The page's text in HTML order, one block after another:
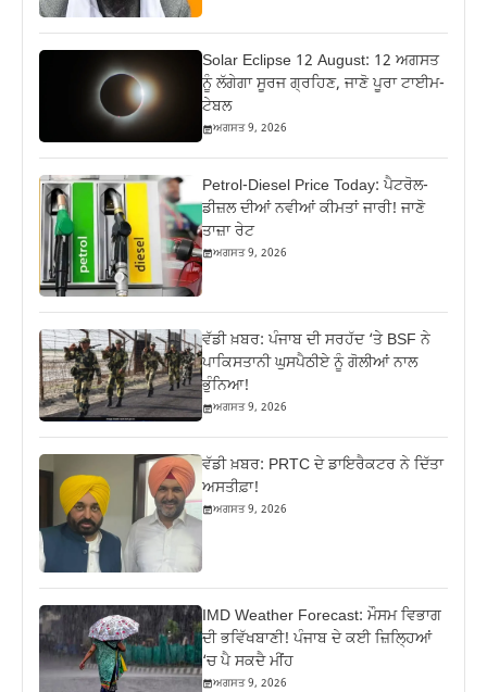
Solar Eclipse 12 August: 12 ਅਗਸਤ
ਨੂੰ ਲੱਗੇਗਾ ਸੂਰਜ ਗ੍ਰਹਿਣ, ਜਾਣੋ ਪੂਰਾ ਟਾਈਮ-
ਟੇਬਲ
ਅਗਸਤ 9, 2026
Petrol-Diesel Price Today: ਪੈਟਰੋਲ-
ਡੀਜ਼ਲ ਦੀਆਂ ਨਵੀਆਂ ਕੀਮਤਾਂ ਜਾਰੀ! ਜਾਣੋ
ਤਾਜ਼ਾ ਰੇਟ
ਅਗਸਤ 9, 2026
ਵੱਡੀ ਖ਼ਬਰ: ਪੰਜਾਬ ਦੀ ਸਰਹੱਦ ‘ਤੇ BSF ਨੇ
ਪਾਕਿਸਤਾਨੀ ਘੁਸਪੈਠੀਏ ਨੂੰ ਗੋਲੀਆਂ ਨਾਲ
ਭੁੰਨਿਆ!
ਅਗਸਤ 9, 2026
ਵੱਡੀ ਖ਼ਬਰ: PRTC ਦੇ ਡਾਇਰੈਕਟਰ ਨੇ ਦਿੱਤਾ
ਅਸਤੀਫ਼ਾ!
ਅਗਸਤ 9, 2026
IMD Weather Forecast: ਮੌਸਮ ਵਿਭਾਗ
ਦੀ ਭਵਿੱਖਬਾਣੀ! ਪੰਜਾਬ ਦੇ ਕਈ ਜ਼ਿਲ੍ਹਿਆਂ
‘ਚ ਪੈ ਸਕਦੈ ਮੀਂਹ
ਅਗਸਤ 9, 2026